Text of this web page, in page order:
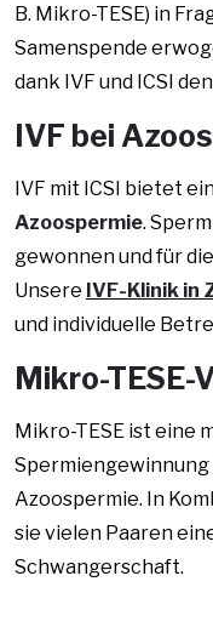
B. Mikro-TESE) in
Samenspende
dank IVF und ICSI
IVF bei
IVF mit ICSI bietet
Azoospermie.
gewonnen und für
Unsere IVF-Klinik in
und individuelle
Mikro-TESE-
Mikro-TESE ist eine
Azoospermie. In
sie vielen Paaren
Schwangerschaft.